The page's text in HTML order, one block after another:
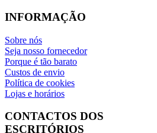
INFORMAÇÃO
Sobre nós
Seja nosso fornecedor
Porque é tão barato
Custos de envio
Política de cookies
Lojas e horários
CONTACTOS DOS
ESCRITÓRIOS